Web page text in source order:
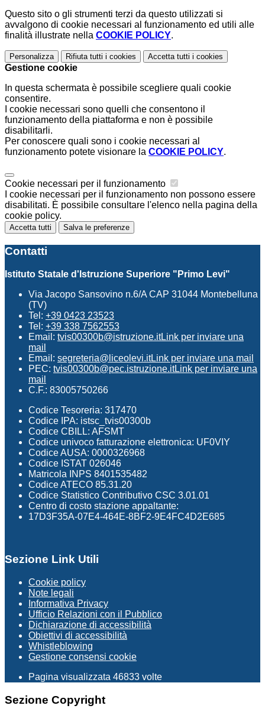
Questo sito o gli strumenti terzi da questo utilizzati si
avvalgono di cookie necessari al funzionamento ed utili alle
finalità illustrate nella COOKIE POLICY.
Personalizza Rifiuta tutti i cookies Accetta tutti i cookies
Gestione cookie
In questa schermata è possibile scegliere quali cookie
consentire.
I cookie necessari sono quelli che consentono il
funzionamento della piattaforma e non è possibile
disabilitarli.
Per conoscere quali sono i cookie necessari al
funzionamento potete visionare la COOKIE POLICY.
Cookie necessari per il funzionamento
I cookie necessari per il funzionamento non possono essere
disabilitati. È possibile consultare l'elenco nella pagina della
cookie policy.
Accetta tutti Salva le preferenze
Contatti
Istituto Statale d'Istruzione Superiore "Primo Levi"
Via Jacopo Sansovino n.6/A CAP 31044 Montebelluna
(TV)
Tel: +39 0423 23523
Tel: +39 338 7562553
Email: tvis00300b@istruzione.itLink per inviare una
mail
Email: segreteria@liceolevi.itLink per inviare una mail
PEC: tvis00300b@pec.istruzione.itLink per inviare una
mail
C.F.: 83005750266
Codice Tesoreria: 317470
Codice IPA: istsc_tvis00300b
Codice CBILL: AFSMT
Codice univoco fatturazione elettronica: UF0VIY
Codice AUSA: 0000326968
Codice ISTAT 026046
Matricola INPS 8401535482
Codice ATECO 85.31.20
Codice Statistico Contributivo CSC 3.01.01
Centro di costo stazione appaltante:
17D3F35A-07E4-464E-8BF2-9E4FC4D2E685
Sezione Link Utili
Cookie policy
Note legali
Informativa Privacy
Ufficio Relazioni con il Pubblico
Dichiarazione di accessibilità
Obiettivi di accessibilità
Whistleblowing
Gestione consensi cookie
Pagina visualizzata 46833 volte
Sezione Copyright